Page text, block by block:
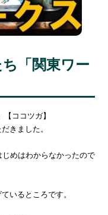
ち「関東ワー
ココツガ】
きました。
じめはわからなかったので
いるところです。